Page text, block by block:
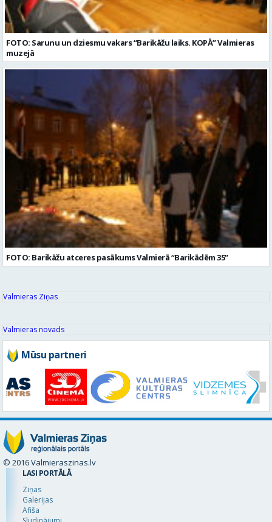
FOTO: Sarunu un dziesmu vakars “Barikāžu laiks. KOPĀ” Valmieras
muzejā
FOTO: Barikāžu atceres pasākums Valmierā “Barikādēm 35”
Valmieras Ziņas
Valmieras novads
Mūsu partneri
© 2016 Valmieraszinas.lv
LASI PORTĀLĀ
Ziņas
Galerijas
Afiša